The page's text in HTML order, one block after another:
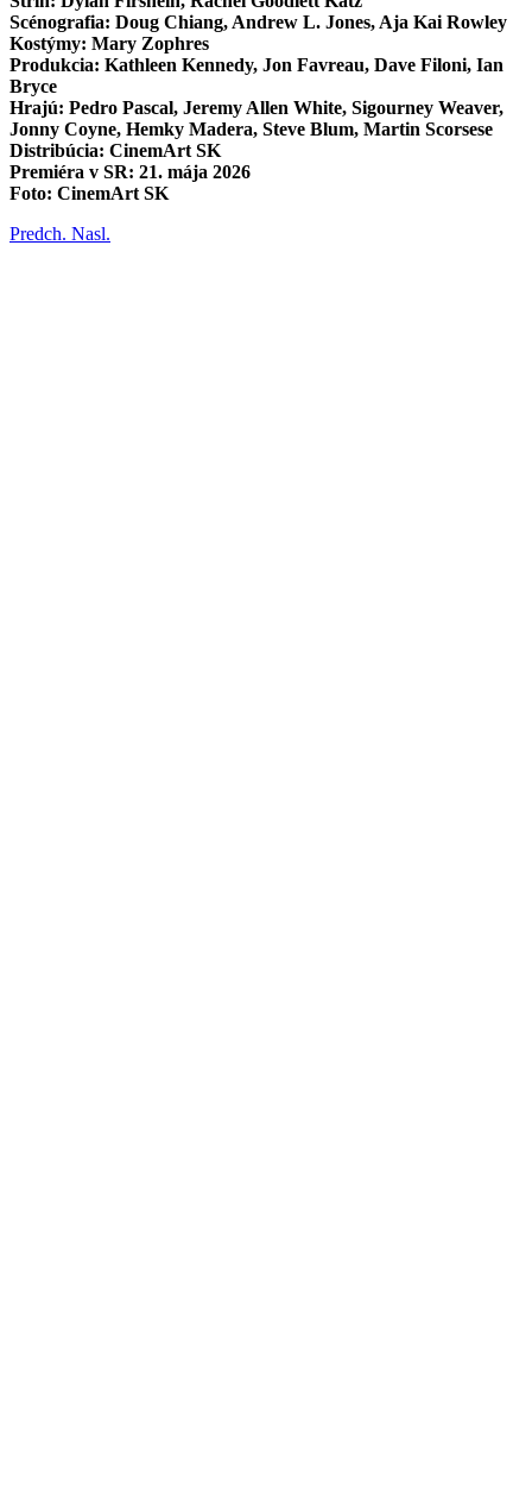
Scénografia: Doug Chiang, Andrew L. Jones, Aja Kai Rowley
Kostýmy: Mary Zophres
Produkcia: Kathleen Kennedy, Jon Favreau, Dave Filoni, Ian
Bryce
Hrajú: Pedro Pascal, Jeremy Allen White, Sigourney Weaver,
Jonny Coyne, Hemky Madera, Steve Blum, Martin Scorsese
Distribúcia: CinemArt SK
Premiéra v SR: 21. mája 2026
Foto: CinemArt SK
Predch. Nasl.